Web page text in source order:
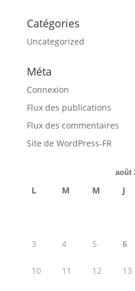
Catégories
Uncategorized
Méta
Connexion
Flux des publications
Flux des commentaires
Site de WordPress-FR
août
L M M J
3 4 5 6
10 11 12 13